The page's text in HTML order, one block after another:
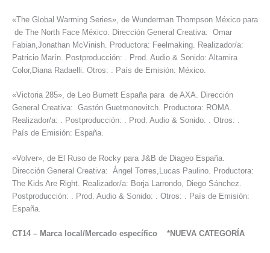
«The Global Warming Series», de Wunderman Thompson México para
de The North Face México. Dirección General Creativa: Omar
Fabian,Jonathan McVinish. Productora: Feelmaking. Realizador/a:
Patricio Marín. Postproducción: . Prod. Audio & Sonido: Altamira
Color,Diana Radaelli. Otros: . País de Emisión: México.
«Victoria 285», de Leo Burnett España para de AXA. Dirección
General Creativa: Gastón Guetmonovitch. Productora: ROMA.
Realizador/a: . Postproducción: . Prod. Audio & Sonido: . Otros: .
País de Emisión: España.
«Volver», de El Ruso de Rocky para J&B de Diageo España.
Dirección General Creativa: Ángel Torres,Lucas Paulino. Productora:
The Kids Are Right. Realizador/a: Borja Larrondo, Diego Sánchez.
Postproducción: . Prod. Audio & Sonido: . Otros: . País de Emisión:
España.
CT14 – Marca local/Mercado específico *NUEVA CATEGORÍA